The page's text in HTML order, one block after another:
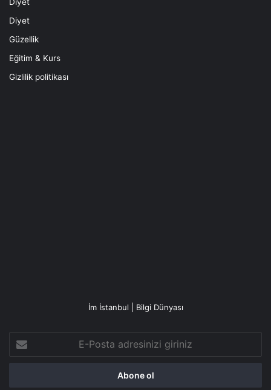
Diyet
Diyet
Güzellik
Eğitim & Kurs
Gizlilik politikası
İm İstanbul | Bilgi Dünyası
Posta
adresinizi